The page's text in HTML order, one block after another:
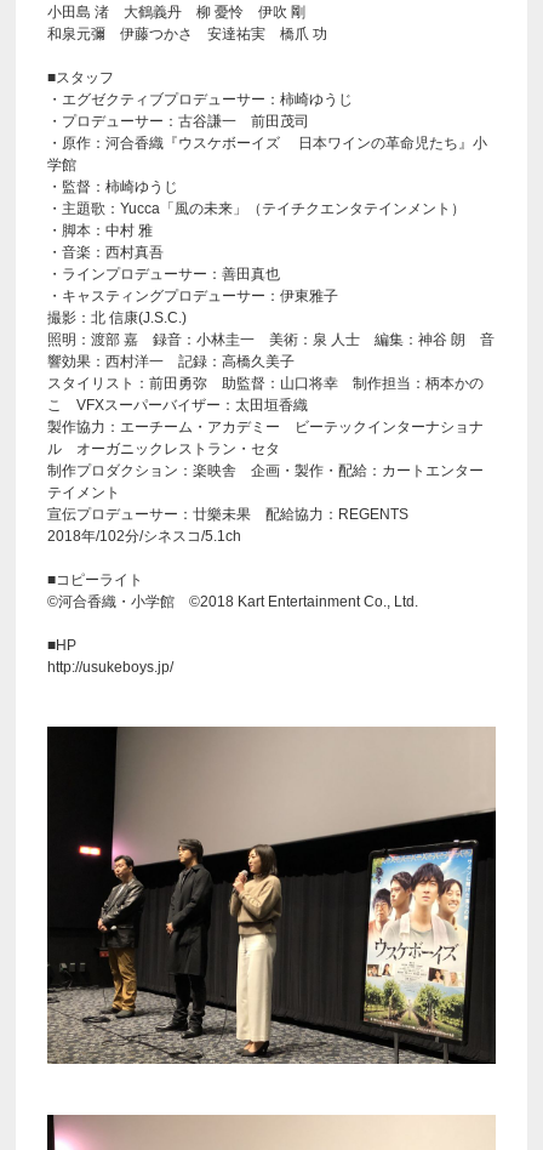
小田島 渚 大鶴義丹 柳 憂怜 伊吹 剛
和泉元彌 伊藤つかさ 安達祐実 橋爪 功
■スタッフ
・エグゼクティブプロデューサー：柿崎ゆうじ
・プロデューサー：古谷謙一 前田茂司
・原作：河合香織『ウスケボーイズ 日本ワインの革命児たち』小
学館
・監督：柿崎ゆうじ
・主題歌：Yucca「風の未来」（テイチクエンタテインメント）
・脚本：中村 雅
・音楽：西村真吾
・ラインプロデューサー：善田真也
・キャスティングプロデューサー：伊東雅子
撮影：北 信康(J.S.C.)
照明：渡部 嘉 録音：小林圭一 美術：泉 人士 編集：神谷 朗 音
響効果：西村洋一 記録：高橋久美子
スタイリスト：前田勇弥 助監督：山口将幸 制作担当：柄本かの
こ VFXスーパーバイザー：太田垣香織
製作協力：エーチーム・アカデミー ビーテックインターナショナ
ル オーガニックレストラン・セタ
制作プロダクション：楽映舎 企画・製作・配給：カートエンター
テイメント
宣伝プロデューサー：廿樂未果 配給協力：REGENTS
2018年/102分/シネスコ/5.1ch
■コピーライト
©河合香織・小学館 ©2018 Kart Entertainment Co., Ltd.
■HP
http://usukeboys.jp/